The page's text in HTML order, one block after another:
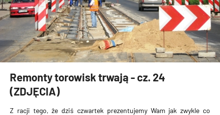
Remonty torowisk trwają - cz. 24
(ZDJĘCIA)
Z racji tego, że dziś czwartek prezentujemy Wam jak zwykle co